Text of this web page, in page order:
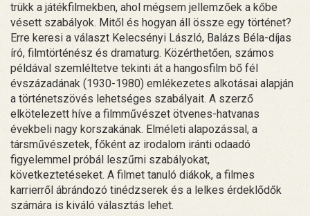
trükk a játékfilmekben, ahol mégsem jellemzőek a kőbe
vésett szabályok. Mitől és hogyan áll össze egy történet?
Erre keresi a választ Kelecsényi László, Balázs Béla-díjas
író, filmtörténész és dramaturg. Közérthetően, számos
példával szemléltetve tekinti át a hangosfilm bő fél
évszázadának (1930-1980) emlékezetes alkotásai alapján
a történetszövés lehetséges szabályait. A szerző
elkötelezett híve a filmművészet ötvenes-hatvanas
évekbeli nagy korszakának. Elméleti alapozással, a
társművészetek, főként az irodalom iránti odaadó
figyelemmel próbál leszűrni szabályokat,
következtetéseket. A filmet tanuló diákok, a filmes
karrierről ábrándozó tinédzserek és a lelkes érdeklődők
számára is kiváló választás lehet.